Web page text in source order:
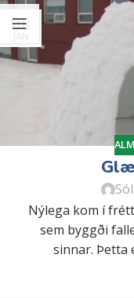
08
Nýlega kom í
sem byggði
sinnar. Þetta